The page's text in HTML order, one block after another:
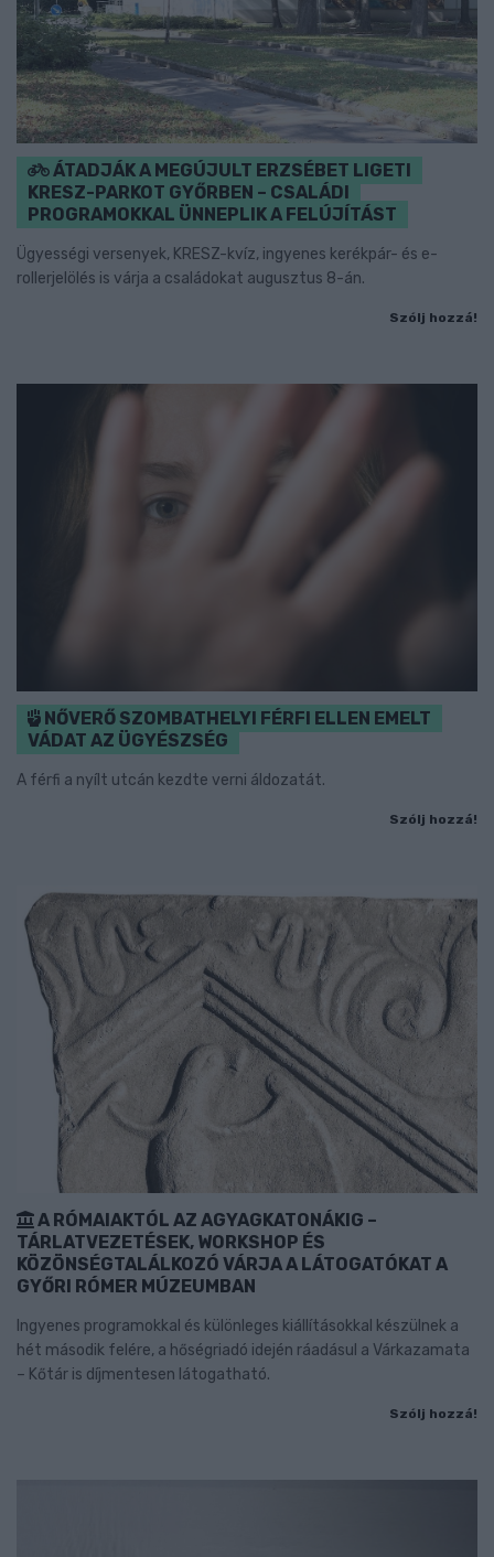
ÁTADJÁK A MEGÚJULT ERZSÉBET LIGETI
KRESZ-PARKOT GYŐRBEN – CSALÁDI
PROGRAMOKKAL ÜNNEPLIK A FELÚJÍTÁST
Ügyességi versenyek, KRESZ-kvíz, ingyenes kerékpár- és e-
rollerjelölés is várja a családokat augusztus 8-án.
Szólj hozzá!
NŐVERŐ SZOMBATHELYI FÉRFI ELLEN EMELT
VÁDAT AZ ÜGYÉSZSÉG
A férfi a nyílt utcán kezdte verni áldozatát.
Szólj hozzá!
A RÓMAIAKTÓL AZ AGYAGKATONÁKIG –
TÁRLATVEZETÉSEK, WORKSHOP ÉS
KÖZÖNSÉGTALÁLKOZÓ VÁRJA A LÁTOGATÓKAT A
GYŐRI RÓMER MÚZEUMBAN
Ingyenes programokkal és különleges kiállításokkal készülnek a
hét második felére, a hőségriadó idején ráadásul a Várkazamata
– Kőtár is díjmentesen látogatható.
Szólj hozzá!